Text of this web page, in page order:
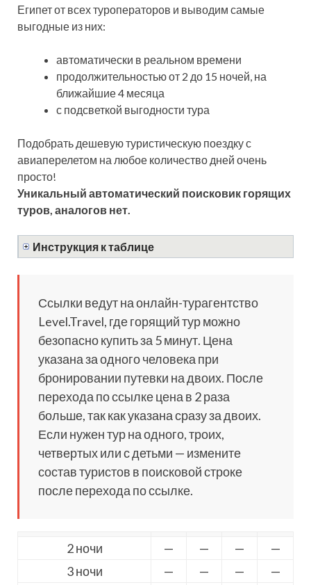
Египет от всех туроператоров и выводим самые
выгодные из них:
автоматически в реальном времени
продолжительностью от 2 до 15 ночей, на
ближайшие 4 месяца
с подсветкой выгодности тура
Подобрать дешевую туристическую поездку с
авиаперелетом на любое количество дней очень
просто!
Уникальный автоматический поисковик горящих
туров, аналогов нет.
Инструкция к таблице
Ссылки ведут на онлайн-турагентство
Level.Travel, где горящий тур можно
безопасно купить за 5 минут. Цена
указана за одного человека при
бронировании путевки на двоих. После
перехода по ссылке цена в 2 раза
больше, так как указана сразу за двоих.
Если нужен тур на одного, троих,
четвертых или с детьми — измените
состав туристов в поисковой строке
после перехода по ссылке.
2 ночи — — —
—
3 ночи
— — —
—